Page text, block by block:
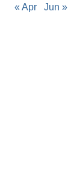
« Apr Jun »